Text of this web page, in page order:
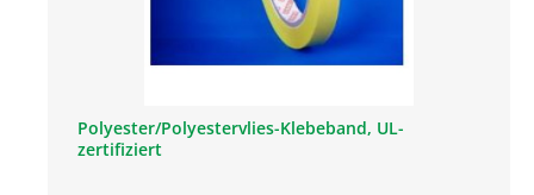
Polyester/Polyestervlies-Klebeband, UL-
zertifiziert